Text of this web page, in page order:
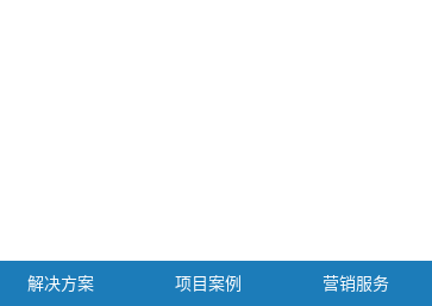
解决方案 项目案例 营销服务